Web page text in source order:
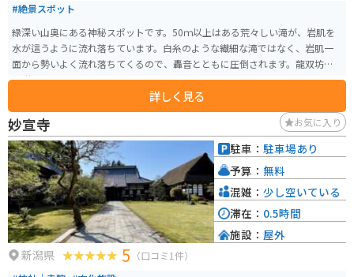
#絶景スポット
緑深い山奥にある神秘スポットです。50ｍ以上はある荒々しい滝が、岩肌を
水が這うように流れ落ちています。白糸のような繊細な滝ではなく、岩肌一
面から勢いよく流れ落ちてくるので、轟音とともに圧倒されます。龍双坊の
伝説があります。
詳しく見る
妙宣寺 お気に入り
新潟県 5 （口コミ1件）
駐車： 駐車場あり
予算： 無料
混雑： 少し空いている
滞在： 0.5時間
施設： 屋外